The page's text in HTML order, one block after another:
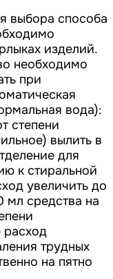
выбора способа
изделий.
необходимо
при
вода):
степени
вылить в
для
к стиральной
увеличить до
мл средства на
расход
трудных
на пятно